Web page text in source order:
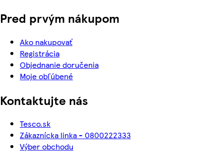
Pred prvým nákupom
Ako nakupovať
Registrácia
Objednanie doručenia
Moje obľúbené
Kontaktujte nás
Tesco.sk
Zákaznícka linka - 0800222333
Výber obchodu